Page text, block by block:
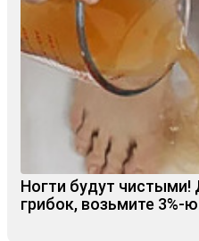
Ногти будут
грибок, возьмите 3%-